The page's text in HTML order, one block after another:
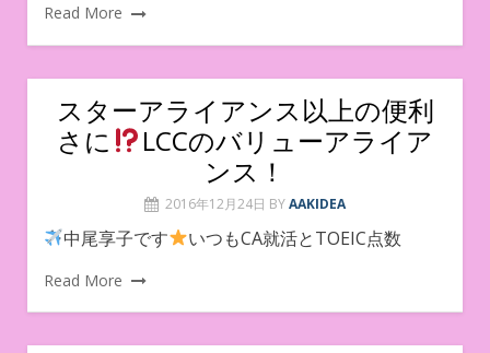
Read More
スターアライアンス以上の便利
さに
LCCのバリューアライア
ンス！
2016年12月24日 BYAAKIDEA
中尾享子です いつもCA就活とTOEIC点数
Read More